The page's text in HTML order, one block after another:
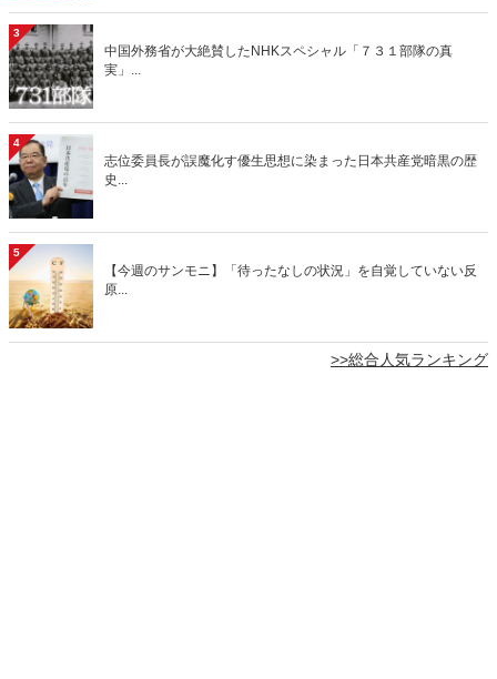
3
中国外務省が大絶賛したNHKスペシャル「７３１部隊の真
実」...
4
志位委員長が誤魔化す優生思想に染まった日本共産党暗黒の歴
史...
5
【今週のサンモニ】「待ったなしの状況」を自覚していない反
原...
>>総合人気ランキング